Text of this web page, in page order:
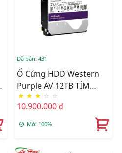
Đã bán: 431
Ổ Cứng HDD Western
Purple AV 12TB TÍM
(WD121PURZ) 3.5
★ ★ ★ ☆ ☆
10.900.000 đ
Mới 100%